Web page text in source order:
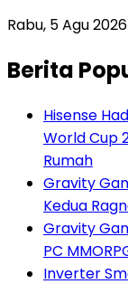
Rabu, 5 Agu
Berita
Hisense
World Cup
Rumah
Gravity
Kedua
Gravity
PC
Inverter